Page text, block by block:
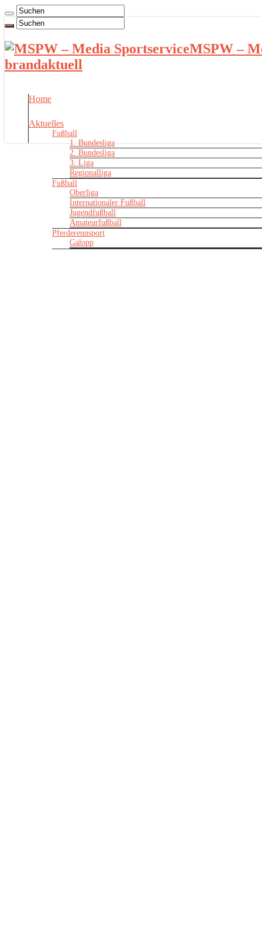
MSPW –
brandaktuell
Home
Aktuelles
Fußball
1. Bundesliga
2. Bundesliga
3. Liga
Regionalliga
Fußball
Oberliga
Internationaler Fußball
Jugendfußball
Amateurfußball
Pferderennsport
Galopp